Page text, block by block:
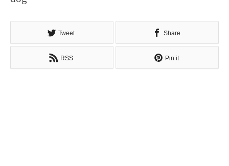
Tweet Share
RSS Pin it